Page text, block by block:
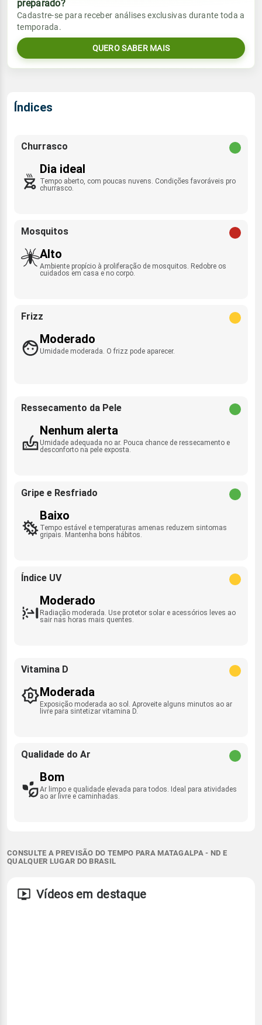
Umidade do ar
65%92%
Rajada de vento
Sol
08:30h às 21:07h
Lua
Chuva
0.0mm
Umidade do ar
Vento
ENE - 19km/h
Rajada de vento
Sol
preparado?
Cadastre-se para receber análises exclusivas durante toda a
temporada.
QUERO SABER MAIS
Índices
Churrasco
Dia ideal
Tempo aberto, com poucas nuvens. Condições favoráveis pro
churrasco.
Mosquitos
Alto
Ambiente propício à proliferação de mosquitos. Redobre os
cuidados em casa e no corpo.
Frizz
Moderado
Umidade moderada. O frizz pode aparecer.
Ressecamento da Pele
Nenhum alerta
Umidade adequada no ar. Pouca chance de ressecamento e
desconforto na pele exposta.
Gripe e Resfriado
Baixo
Tempo estável e temperaturas amenas reduzem sintomas
gripais. Mantenha bons hábitos.
Índice UV
Moderado
Radiação moderada. Use protetor solar e acessórios leves ao
sair nas horas mais quentes.
Vitamina D
Moderada
Exposição moderada ao sol. Aproveite alguns minutos ao ar
livre para sintetizar vitamina D.
Qualidade do Ar
Bom
Ar limpo e qualidade elevada para todos. Ideal para atividades
ao ar livre e caminhadas.
CONSULTE A PREVISÃO DO TEMPO PARA MATAGALPA - ND E
QUALQUER LUGAR DO BRASIL
Vídeos em destaque